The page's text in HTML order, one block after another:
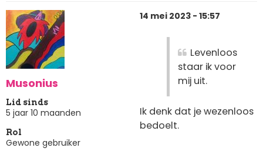
Musonius
Lid sinds
5 jaar 10 maanden
Rol
Gewone gebruiker
14 mei 2023 - 15:57
Levenloos
staar ik voor
mij uit.
Ik denk dat je wezenloos
bedoelt.